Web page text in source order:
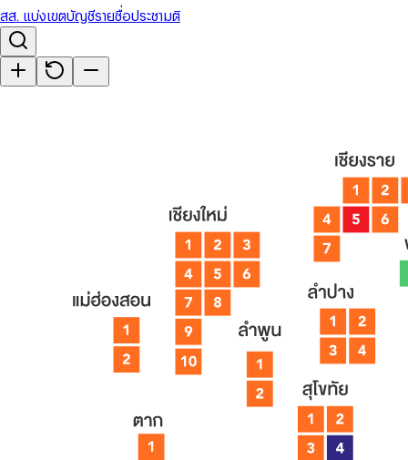
สส. แบ่งเขตบัญชีรายชื่อประชามติ